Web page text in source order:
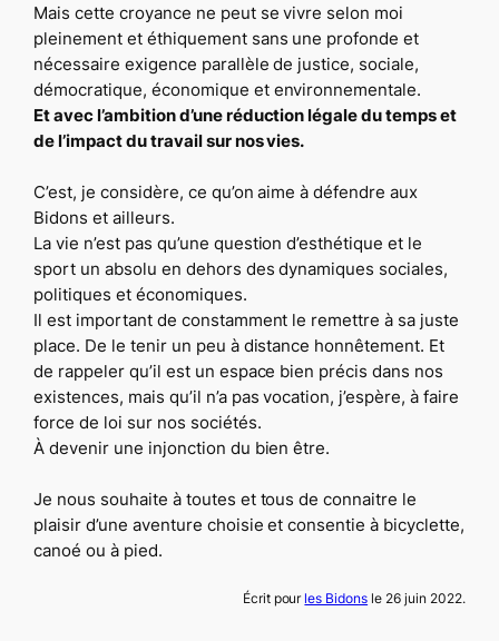
Mais cette croyance ne peut se vivre selon moi
pleinement et éthiquement sans une profonde et
nécessaire exigence parallèle de justice, sociale,
démocratique, économique et environnementale.
Et avec l’ambition d’une réduction légale du temps et
de l’impact du travail sur nos vies.
C’est, je considère, ce qu’on aime à défendre aux
Bidons et ailleurs.
La vie n’est pas qu’une question d’esthétique et le
sport un absolu en dehors des dynamiques sociales,
politiques et économiques.
Il est important de constamment le remettre à sa juste
place. De le tenir un peu à distance honnêtement. Et
de rappeler qu’il est un espace bien précis dans nos
existences, mais qu’il n’a pas vocation, j’espère, à faire
force de loi sur nos sociétés.
À devenir une injonction du bien être.
Je nous souhaite à toutes et tous de connaitre le
plaisir d’une aventure choisie et consentie à bicyclette,
canoé ou à pied.
Écrit pour les Bidons le 26 juin 2022.